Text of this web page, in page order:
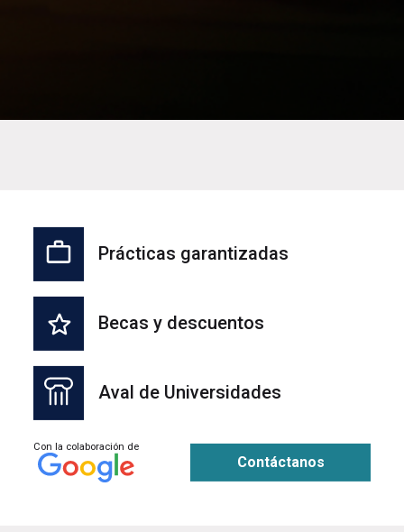
Prácticas garantizadas
Becas y descuentos
Aval de Universidades
Con la colaboración de
Contáctanos